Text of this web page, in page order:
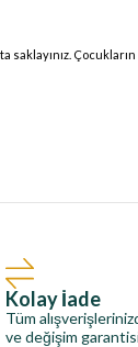
saklayınız.
Kolay İade
Tüm
ve değişim